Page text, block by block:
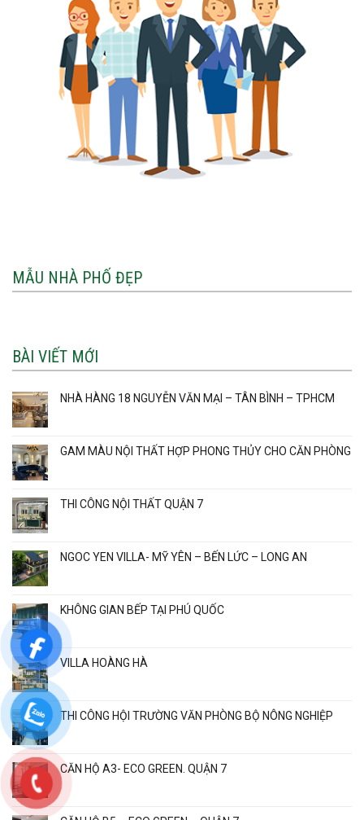
MẪU NHÀ PHỐ ĐẸP
BÀI VIẾT MỚI
NHÀ HÀNG 18 NGUYỄN VĂN MẠI – TÂN BÌNH – TPHCM
GAM MÀU NỘI THẤT HỢP PHONG THỦY CHO CĂN PHÒNG
THI CÔNG NỘI THẤT QUẬN 7
NGOC YEN VILLA- MỸ YÊN – BẾN LỨC – LONG AN
KHÔNG GIAN BẾP TẠI PHÚ QUỐC
VILLA HOÀNG HÀ
THI CÔNG HỘI TRƯỜNG VĂN PHÒNG BỘ NÔNG NGHIỆP
CĂN HỘ A3- ECO GREEN. QUẬN 7